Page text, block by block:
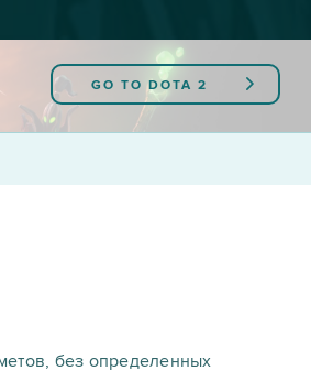
GO TODOTA 2
без определенных